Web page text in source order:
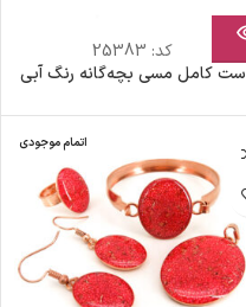
کد: 25383
ست کامل مسی بچه‌گانه رنگ آبی
اتمام موجودی